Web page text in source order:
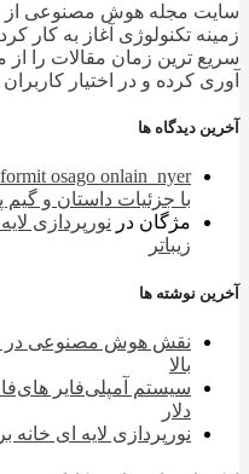
تکنولوژی آغاز به کار کرده
ترین زمان مقالات را از
کرده و در اختیار کاربران
دیدگاه ها
oformit osago onlain_nyerدر
با جزئیات داستان و گیم پلی
مژگاندرنورپردازی لایه
زیباتر
نوشته ها
نقش هوش مصنوعی در
سیستم آمپلی‌فایر های‌فای
نورپردازی لایه ای خانه